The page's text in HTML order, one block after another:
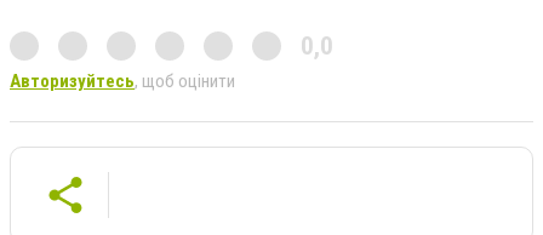
0,0
Авторизуйтесь, щоб оцінити